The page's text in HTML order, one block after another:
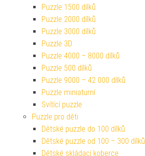
Puzzle 1500 dílků
Puzzle 2000 dílků
Puzzle 3000 dílků
Puzzle 3D
Puzzle 4000 – 8000 dílků
Puzzle 500 dílků
Puzzle 9000 – 42 000 dílků
Puzzle miniaturní
Svítící puzzle
Puzzle pro děti
Dětské puzzle do 100 dílků
Dětské puzzle od 100 – 300 dílků
Dětské skládací koberce